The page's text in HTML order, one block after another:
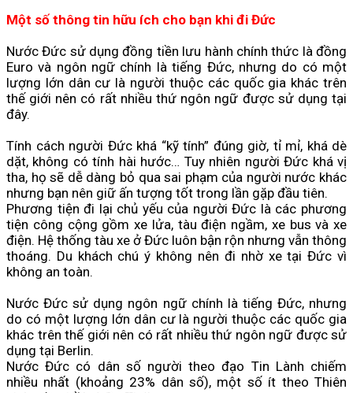
Một số thông tin hữu ích cho bạn khi đi Đức
Nước Đức sử dụng đồng tiền lưu hành chính thức là đồng
Euro và ngôn ngữ chính là tiếng Đức, nhưng do có một
lượng lớn dân cư là người thuộc các quốc gia khác trên
thế giới nên có rất nhiều thứ ngôn ngữ được sử dụng tại
đây.
Tính cách người Đức khá “kỹ tính” đúng giờ, tỉ mỉ, khá dè
dặt, không có tính hài hước… Tuy nhiên người Đức khá vị
tha, họ sẽ dễ dàng bỏ qua sai phạm của người nước khác
nhưng bạn nên giữ ấn tượng tốt trong lần gặp đầu tiên.
Phương tiện đi lại chủ yếu của người Đức là các phương
tiện công cộng gồm xe lửa, tàu điện ngầm, xe bus và xe
điện. Hệ thống tàu xe ở Đức luôn bận rộn nhưng vẫn thông
thoáng. Du khách chú ý không nên đi nhờ xe tại Đức vì
không an toàn.
Nước Đức sử dụng ngôn ngữ chính là tiếng Đức, nhưng
do có một lượng lớn dân cư là người thuộc các quốc gia
khác trên thế giới nên có rất nhiều thứ ngôn ngữ được sử
dụng tại Berlin.
Nước Đức có dân số người theo đạo Tin Lành chiếm
nhiều nhất (khoảng 23% dân số), một số ít theo Thiên